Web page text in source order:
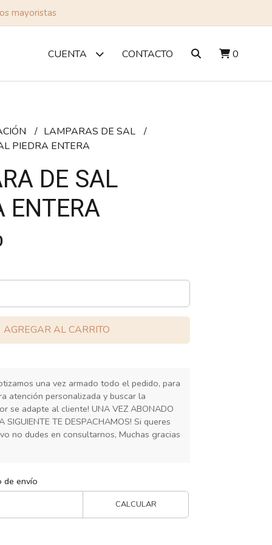
mayoristas
CUENTA CONTACTO 0
LAMPARAS DE SAL
PIEDRA ENTERA
DE SAL
ENTERA
AGREGAR AL CARRITO
una vez armado todo el pedido, para
atención personalizada y buscar la
se adapte al cliente! UNA VEZ ABONADO
SIGUIENTE TE DESPACHAMOS! Si queres
no dudes en consultarnos, Muchas gracias
envío
CALCULAR